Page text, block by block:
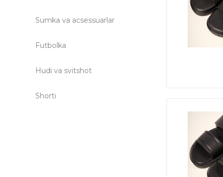
Sumka va acsessuarlar
Futbolka
Hudi va svitshot
Shorti